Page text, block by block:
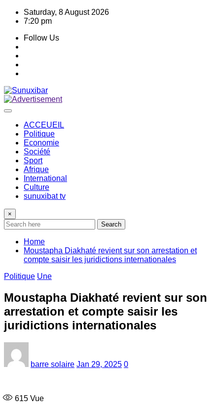
Skip
Saturday, 8 August 2026
7:20 pm
Follow Us
ACCEUEIL
Politique
Economie
Société
Sport
Afrique
International
Culture
sunuxibat tv
×
Search
Home
Moustapha Diakhaté revient sur son arrestation et
compte saisir les juridictions internationales
Politique Une
Moustapha Diakhaté revient sur son
arrestation et compte saisir les
juridictions internationales
barre solaire Jan 29, 2025 0
615 Vue